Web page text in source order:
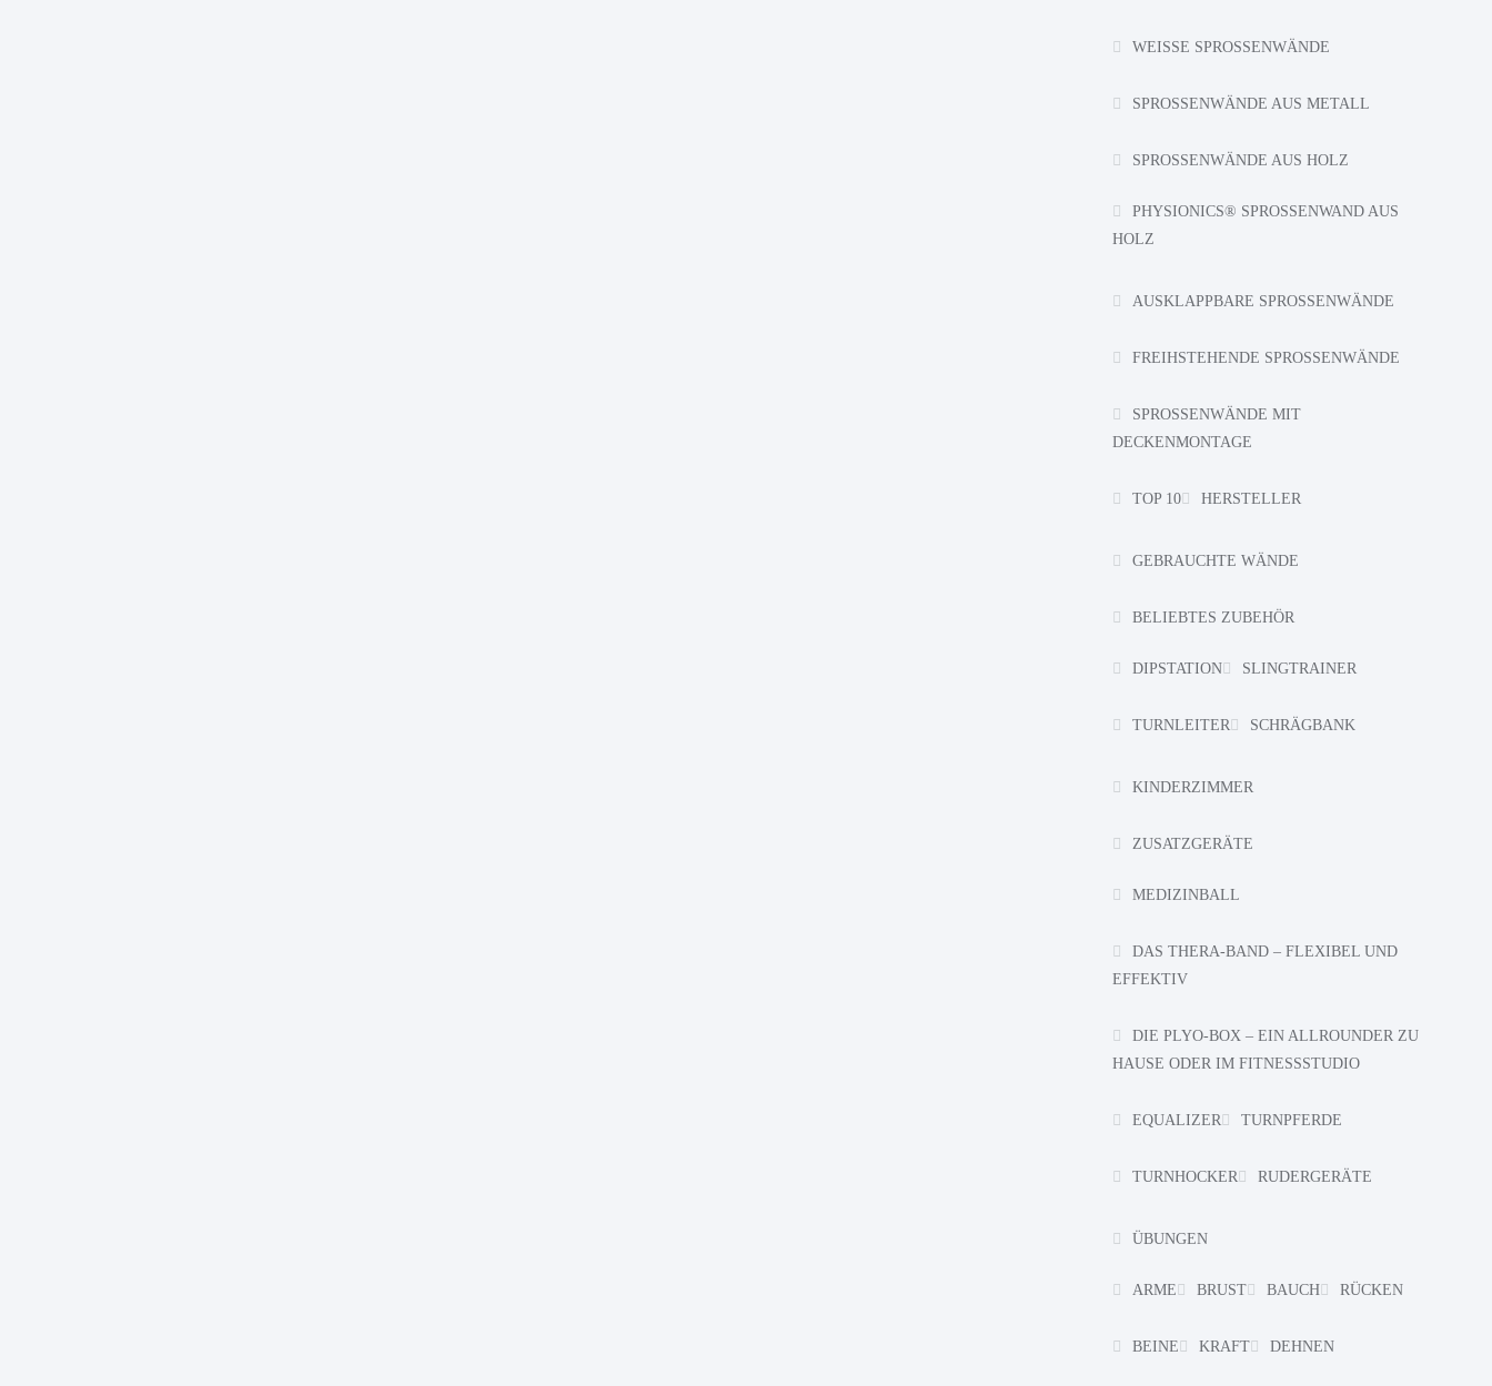
WEISSE SPROSSENWÄNDE
SPROSSENWÄNDE AUS METALL
SPROSSENWÄNDE AUS HOLZ
PHYSIONICS® SPROSSENWAND AUS
HOLZ
AUSKLAPPBARE SPROSSENWÄNDE
FREIHSTEHENDE SPROSSENWÄNDE
SPROSSENWÄNDE MIT
DECKENMONTAGE
TOP 10 HERSTELLER
GEBRAUCHTE WÄNDE
BELIEBTES ZUBEHÖR
DIPSTATION SLINGTRAINER
TURNLEITER SCHRÄGBANK
KINDERZIMMER
ZUSATZGERÄTE
MEDIZINBALL
DAS THERA-BAND – FLEXIBEL UND
EFFEKTIV
DIE PLYO-BOX – EIN ALLROUNDER ZU
HAUSE ODER IM FITNESSSTUDIO
EQUALIZER TURNPFERDE
TURNHOCKER RUDERGERÄTE
ÜBUNGEN
ARME BRUST BAUCH RÜCKEN
BEINE KRAFT DEHNEN